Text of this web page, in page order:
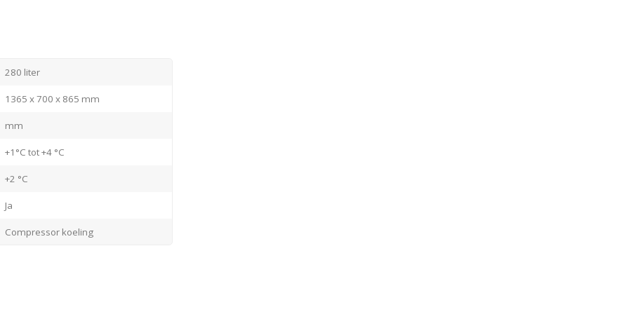
dat voedsel langer vers blijft.
280 liter
1365 x 700 x 865 mm
mm
+1°C tot +4 °C
+2 °C
Ja
Compressor koeling